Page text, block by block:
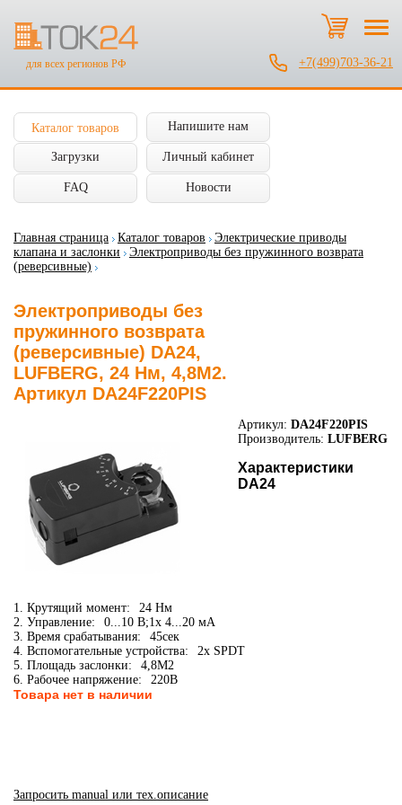
для всех регионов РФ +7(499)703-36-21
Каталог товаров Напишите нам
Загрузки Личный кабинет
FAQ Новости
Главная страница Каталог товаров
Электрические приводы
клапана и заслонки
Электроприводы без пружинного возврата
(реверсивные)
Электроприводы без
пружинного возврата
(реверсивные) DA24,
LUFBERG, 24 Нм, 4,8М2.
Артикул DA24F220PIS
Артикул: DA24F220PIS
Производитель: LUFBERG
Характеристики
DA24
1. Крутящий момент:
24 Нм
2. Управление:
0...10 В;1x 4...20 мА
3. Время срабатывания:
45сек
4. Вспомогательные устройства:
2x SPDT
5. Площадь заслонки:
4,8М2
6. Рабочее напряжение:
220В
Товара нет в наличии
Запросить manual или тех.описание